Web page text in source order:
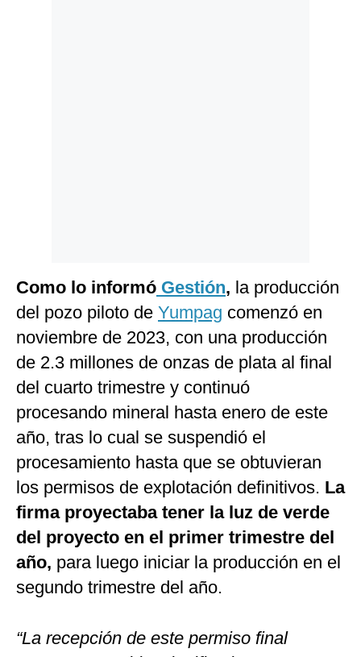
Como lo informó Gestión, la producción
del pozo piloto de Yumpag comenzó en
noviembre de 2023, con una producción
de 2.3 millones de onzas de plata al final
del cuarto trimestre y continuó
procesando mineral hasta enero de este
año, tras lo cual se suspendió el
procesamiento hasta que se obtuvieran
los permisos de explotación definitivos. La
firma proyectaba tener la luz de verde
del proyecto en el primer trimestre del
año, para luego iniciar la producción en el
segundo trimestre del año.
“La recepción de este permiso final